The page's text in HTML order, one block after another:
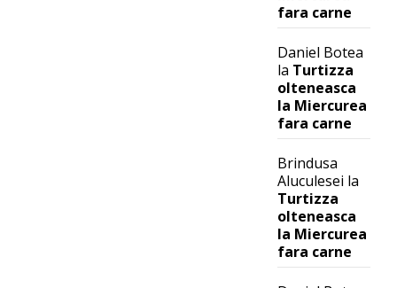
fara carne
Daniel Botea
la Turtizza
olteneasca
la Miercurea
fara carne
Brindusa
Aluculesei la
Turtizza
olteneasca
la Miercurea
fara carne